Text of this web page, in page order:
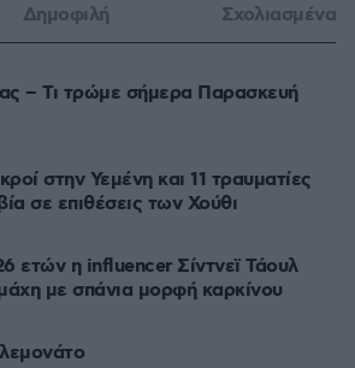
Δημοφιλή Σχολιασμένα
– Τι τρώμε σήμερα Παρασκευή
στην Υεμένη και 11 τραυματίες
σε επιθέσεις των Χούθι
ετών η influencer Σίντνεϊ Τάουλ
με σπάνια μορφή καρκίνου